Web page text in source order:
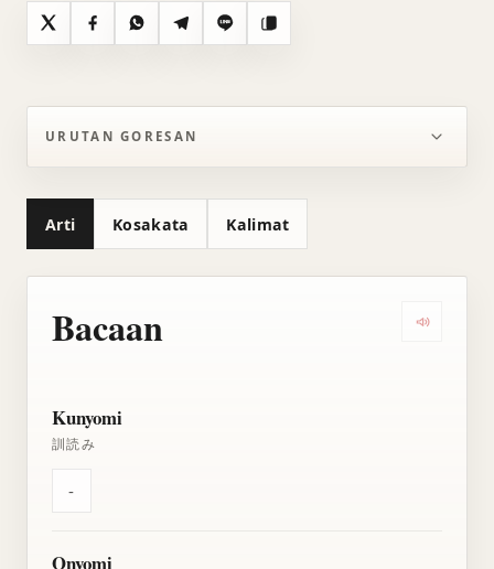
X FacebookWhatsAppTelegramLine Salin
URUTAN GORESAN
Arti Kosakata Kalimat
Bacaan
Kunyomi
訓読み
-
Onyomi